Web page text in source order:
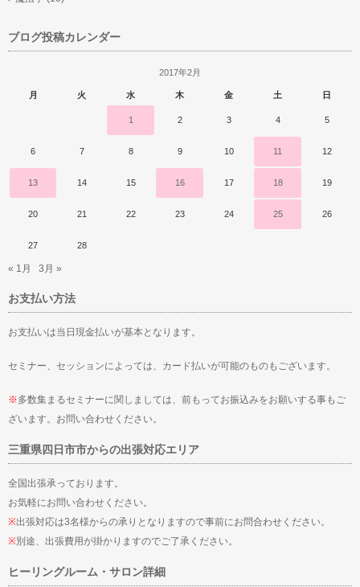
ブログ投稿カレンダー
2017年2月
月 火 水 木 金 土 日
1 2 3 4 5
6 7 8 9 10 11 12
13 14 15 16 17 18 19
20 21 22 23 24 25 26
27 28
« 1月 3月 »
お支払い方法
お支払いは当日現金払いが基本となります。
セミナー、セッションによっては、カード払いが可能のものもございます。
※多数集まるセミナーに関しましては、前もってお振込みをお願いする事もご
ざいます。お問い合わせください。
三重県四日市市からの出張対応エリア
全国出張承っております。
お気軽にお問い合わせください。
※出張対応は3名様からの承りとなりますので事前にお問合わせください。
※別途、出張費用が掛かりますのでご了承ください。
ヒーリングルーム・サロン詳細